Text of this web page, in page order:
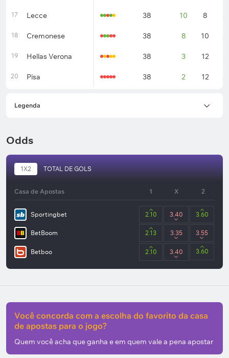
17 Lecce 38 10 8
18 Cremonese 38 8 10
19 Hellas Verona 38 3 12
20 Pisa 38 2 12
Legenda
Odds
1X2 TOTAL DE GOLS
Casa de Apostas 1 X 2
Sportingbet 2.10 3.40 3.60
BetBoom 2.13 3.35 3.55
Betboo 2.10 3.40 3.60
Você concorda com a escolha do favorito da casa
de apostas para o jogo?
Quem você acha que ganha e em quem vale a pena apostar